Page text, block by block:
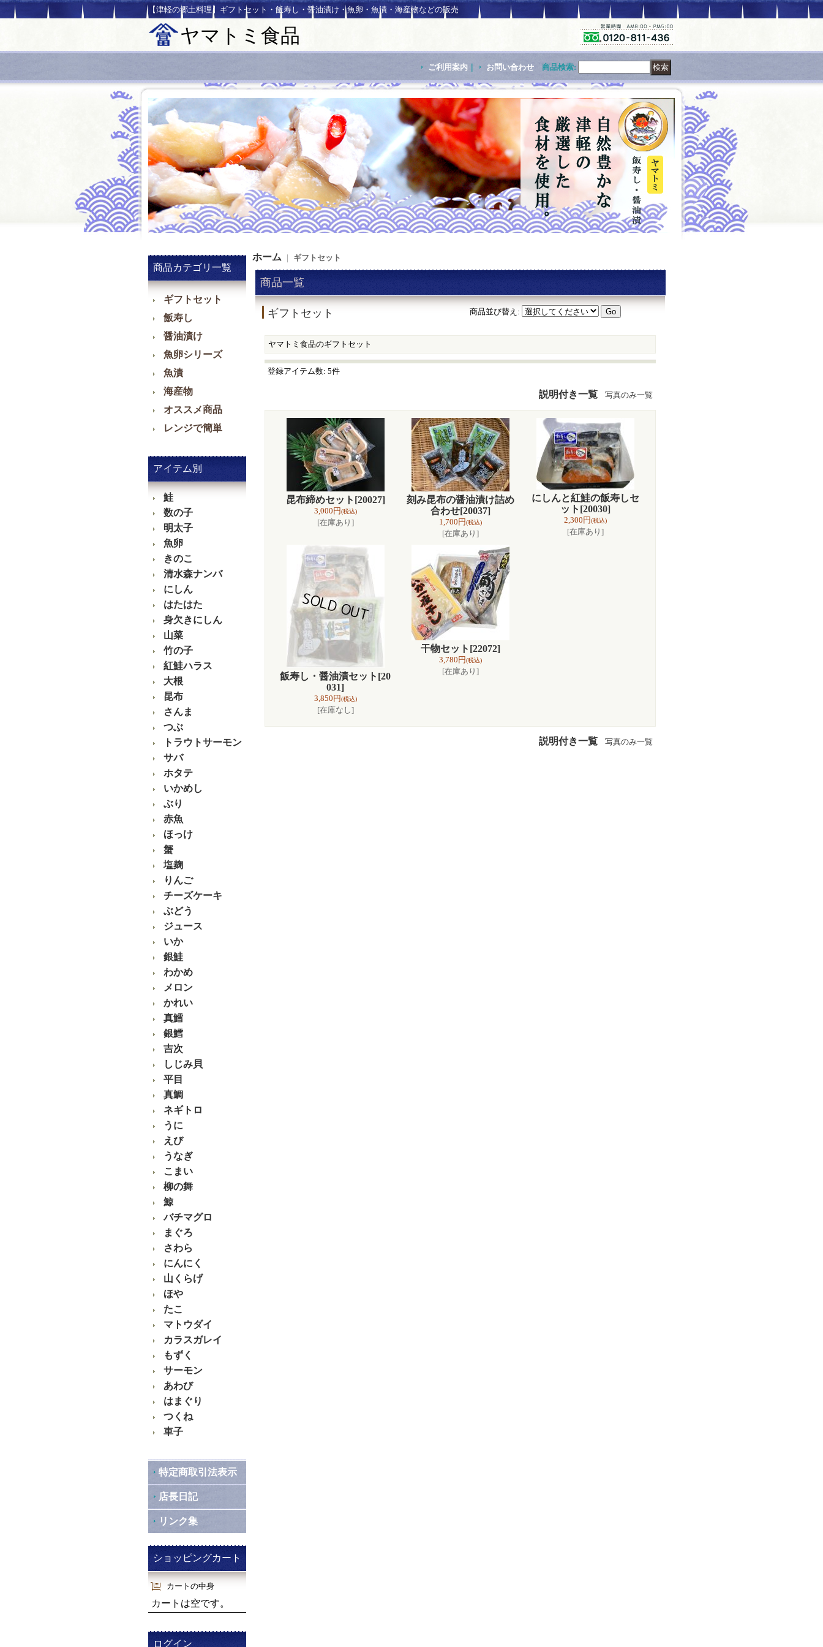
【津軽の郷土料理】ギフトセット・飯寿し・醤油漬け・魚卵・魚漬・海産物などの販売
ヤマトミ食品
ご利用案内 お問い合わせ 商品検索:
商品カテゴリ一覧
ギフトセット
飯寿し
醤油漬け
魚卵シリーズ
魚漬
海産物
オススメ商品
レンジで簡単
アイテム別
鮭
数の子
明太子
魚卵
きのこ
清水森ナンバ
にしん
はたはた
身欠きにしん
山菜
竹の子
紅鮭ハラス
大根
昆布
さんま
つぶ
トラウトサーモン
サバ
ホタテ
いかめし
ぶり
赤魚
ほっけ
蟹
塩麹
りんご
チーズケーキ
ぶどう
ジュース
いか
銀鮭
わかめ
メロン
かれい
真鱈
銀鱈
吉次
しじみ貝
平目
真鯛
ネギトロ
うに
えび
うなぎ
こまい
柳の舞
鯨
バチマグロ
まぐろ
さわら
にんにく
山くらげ
ほや
たこ
マトウダイ
カラスガレイ
もずく
サーモン
あわび
はまぐり
つくね
車子
特定商取引法表示
店長日記
リンク集
ショッピングカート
カートの中身
カートは空です。
ログイン
ホーム ギフトセット
商品一覧
ギフトセット 商品並び替え :
ヤマトミ食品のギフトセット
登録アイテム数: 5件
説明付き一覧 写真のみ一覧
昆布締めセット [20027]
3,000円(税込)
[在庫あり]
刻み昆布の醤油漬け詰め
合わせ[20037]
1,700円(税込)
[在庫あり]
にしんと紅鮭の飯寿しセ
ット [20030]
2,300円(税込)
[在庫あり]
飯寿し・醤油漬セット [20
031]
3,850円(税込)
[在庫なし]
干物セット [22072]
3,780円(税込)
[在庫あり]
説明付き一覧 写真のみ一覧